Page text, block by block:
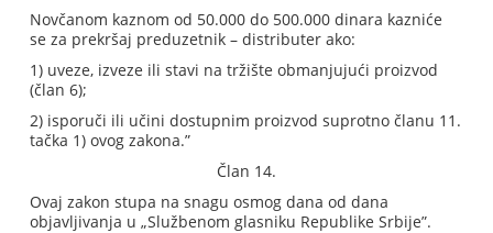
Novčanom kaznom od 50.000 do 500.000 dinara kazniće
se za prekršaj preduzetnik – distributer ako:
1) uveze, izveze ili stavi na tržište obmanjujući proizvod
(član 6);
2) isporuči ili učini dostupnim proizvod suprotno članu 11.
tačka 1) ovog zakona.”
Član 14.
Ovaj zakon stupa na snagu osmog dana od dana
objavljivanja u „Službenom glasniku Republike Srbije”.